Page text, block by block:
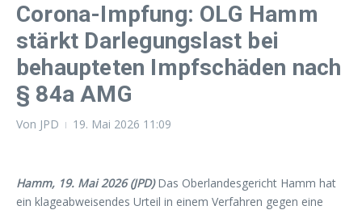
Corona-Impfung: OLG Hamm
stärkt Darlegungslast bei
behaupteten Impfschäden nach
§ 84a AMG
Von JPD 19. Mai 2026 11:09
Hamm, 19. Mai 2026 (JPD)Das Oberlandesgericht Hamm hat
ein klageabweisendes Urteil in einem Verfahren gegen eine